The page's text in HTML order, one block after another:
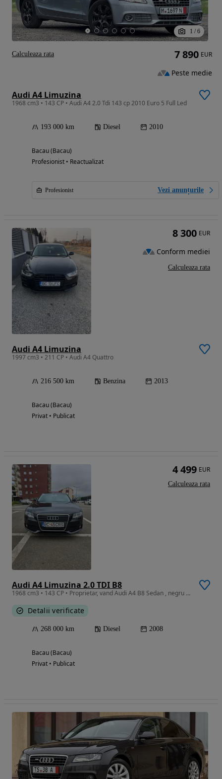
1 / 6
Audi A4 Limuzina
1968 cm3 • 143 CP • Audi A4 2.0 Tdi 143 cp 2010 Euro 5 Full Led
193 000 km Diesel 2010
Bacau (Bacau)
Profesionist • Reactualizat
Profesionist Vezi anunțurile
7 890 EUR
Peste medie
Calculeaza rata
Audi A4 Limuzina
1997 cm3 • 211 CP • Audi A4 Quattro
216 500 km Benzina 2013
Bacau (Bacau)
Privat • Publicat
8 300 EUR
Conform mediei
Calculeaza rata
Audi A4 Limuzina 2.0 TDI B8
1968 cm3 • 143 CP • Proprietar, vand Audi A4 B8 Sedan , negru cu 268000 de km .
Detalii verificate
268 000 km Diesel 2008
Bacau (Bacau)
Privat • Publicat
4 499 EUR
Calculeaza rata